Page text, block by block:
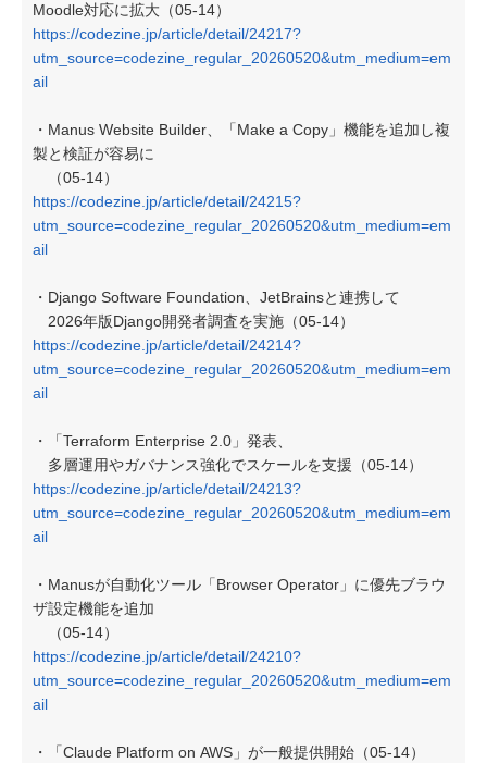
Moodle対応に拡大（05-14）
https://codezine.jp/article/detail/24217?
utm_source=codezine_regular_20260520&utm_medium=em
ail
・Manus Website Builder、「Make a Copy」機能を追加し複
製と検証が容易に
（05-14）
https://codezine.jp/article/detail/24215?
utm_source=codezine_regular_20260520&utm_medium=em
ail
・Django Software Foundation、JetBrainsと連携して
2026年版Django開発者調査を実施（05-14）
https://codezine.jp/article/detail/24214?
utm_source=codezine_regular_20260520&utm_medium=em
ail
・「Terraform Enterprise 2.0」発表、
多層運用やガバナンス強化でスケールを支援（05-14）
https://codezine.jp/article/detail/24213?
utm_source=codezine_regular_20260520&utm_medium=em
ail
・Manusが自動化ツール「Browser Operator」に優先ブラウ
ザ設定機能を追加
（05-14）
https://codezine.jp/article/detail/24210?
utm_source=codezine_regular_20260520&utm_medium=em
ail
・「Claude Platform on AWS」が一般提供開始（05-14）